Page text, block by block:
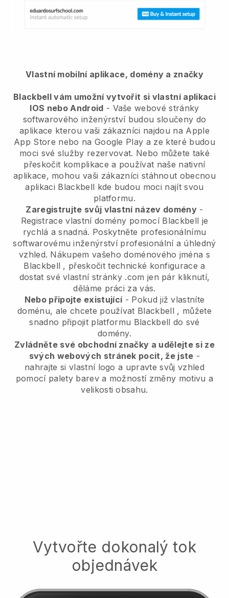
Vlastní mobilní aplikace, domény a značky
Blackbell vám umožní vytvořit si vlastní aplikaci
IOS nebo Android - Vaše webové stránky
softwarového inženýrství budou sloučeny do
aplikace kterou vaši zákazníci najdou na Apple
App Store nebo na Google Play a ze které budou
moci své služby rezervovat. Nebo můžete také
přeskočit komplikace a používat naše nativní
aplikace, mohou vaši zákazníci stáhnout obecnou
aplikaci Blackbell kde budou moci najít svou
platformu.
Zaregistrujte svůj vlastní název domény-
Registrace vlastní domény pomocí Blackbell je
rychlá a snadná. Poskytněte profesionálnímu
softwarovému inženýrství profesionální a úhledný
vzhled. Nákupem vašeho doménového jména s
Blackbell , přeskočit technické konfigurace a
dostat své vlastní stránky .com jen pár kliknutí,
děláme práci za vás.
Nebo připojte existující- Pokud již vlastníte
doménu, ale chcete používat Blackbell , můžete
snadno připojit platformu Blackbell do své
domény.
Zvládněte své obchodní značky a udělejte si ze
svých webových stránek pocit, že jste -
nahrajte si vlastní logo a upravte svůj vzhled
pomocí palety barev a možností změny motivu a
velikosti obsahu.
Vytvořte dokonalý tok
objednávek